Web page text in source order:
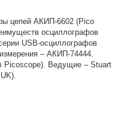
цепей АКИП-6602 (Pico
осциллографов
USB-осциллографов
– АКИП-74444.
Picoscope). Ведущие – Stuart